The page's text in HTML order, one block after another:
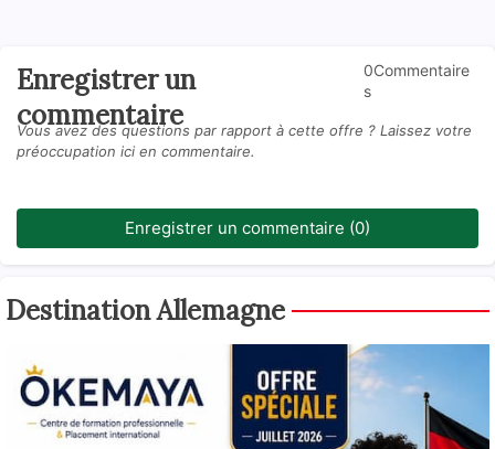
Enregistrer un
commentaire
0Commentaire
s
Vous avez des questions par rapport à cette offre ? Laissez votre
préoccupation ici en commentaire.
Enregistrer un commentaire (0)
Destination Allemagne